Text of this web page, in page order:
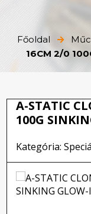
Főoldal
16CM 2/0
A-STATIC
100G
Kategória: